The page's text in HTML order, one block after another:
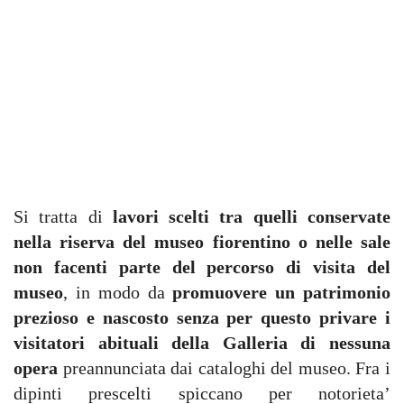
Si tratta di lavori scelti tra quelli conservate
nella riserva del museo fiorentino o nelle sale
non facenti parte del percorso di visita del
museo, in modo dapromuovere un patrimonio
prezioso e nascosto senza per questo privare i
visitatori abituali della Galleria di nessuna
opera preannunciata dai cataloghi del museo. Fra i
dipinti prescelti spiccano per notorieta’